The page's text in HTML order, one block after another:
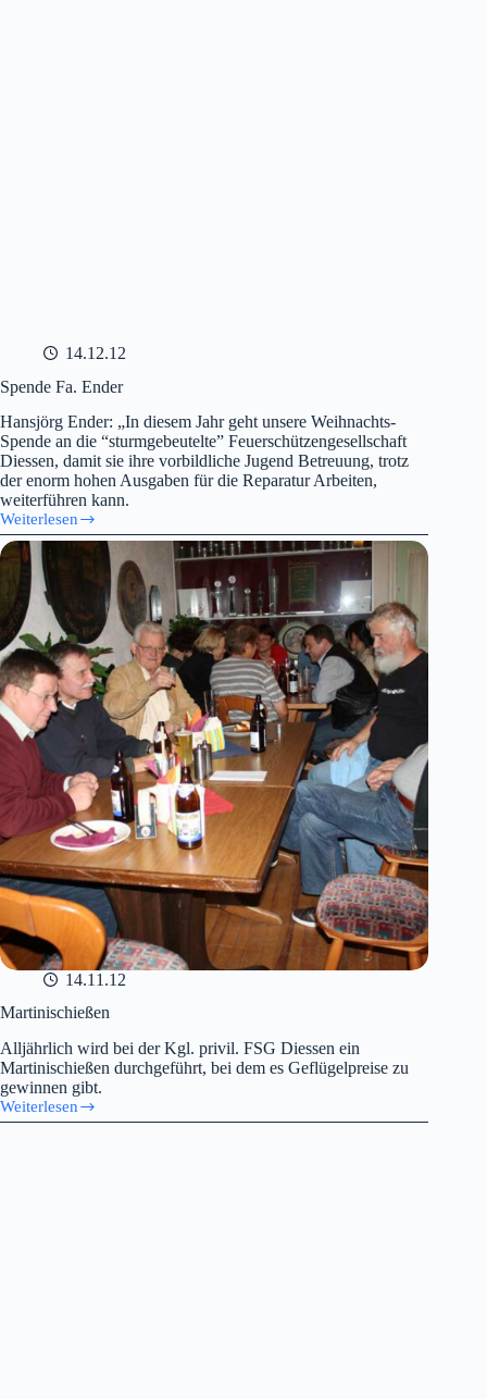
14.12.12
Spende Fa. Ender
Hansjörg Ender: „In diesem Jahr geht unsere Weihnachts-
Spende an die “sturmgebeutelte” Feuerschützengesellschaft
Diessen, damit sie ihre vorbildliche Jugend Betreuung, trotz
der enorm hohen Ausgaben für die Reparatur Arbeiten,
weiterführen kann.
Weiterlesen
Spende
Fa.
Ender
14.11.12
Martinischießen
Alljährlich wird bei der Kgl. privil. FSG Diessen ein
Martinischießen durchgeführt, bei dem es Geflügelpreise zu
gewinnen gibt.
Weiterlesen
Martinischießen